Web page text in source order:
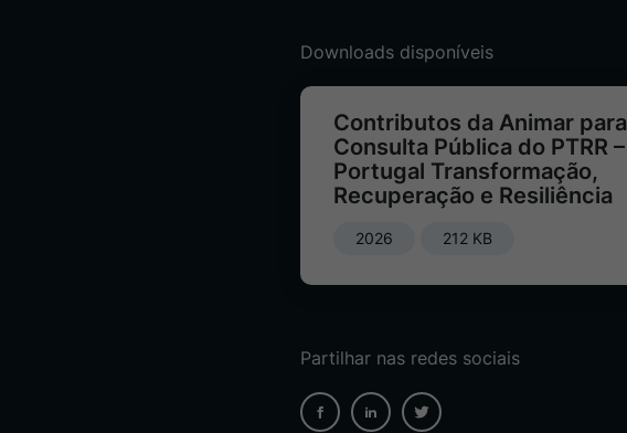
Downloads disponíveis
Contributos da Animar para
Consulta Pública do PTRR –
Portugal Transformação,
Recuperação e Resiliência
2026 212 KB
Partilhar nas redes sociais